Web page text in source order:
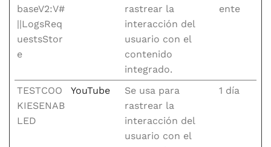
baseV2:V#
||LogsReq
uestsStor
e
rastrear la
interacción del
usuario con el
contenido
integrado.
ente
TESTCOO
KIESENAB
LED
YouTube
Se usa para
rastrear la
interacción del
usuario con el
1 día